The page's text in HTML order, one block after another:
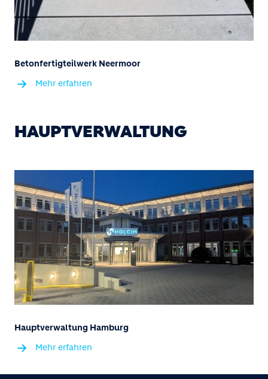
Betonfertigteilwerk Neermoor
Mehr erfahren
HAUPTVERWALTUNG
Hauptverwaltung Hamburg
Mehr erfahren